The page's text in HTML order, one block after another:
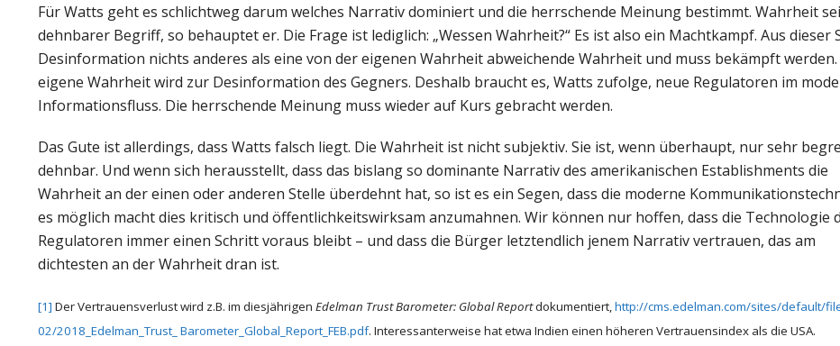
Für Watts geht es schlichtweg darum welches Narrativ dominiert und die herrschende Meinung bestimmt. Wahrheit
dehnbarer Begriff, so behauptet er. Die Frage ist lediglich: „Wessen Wahrheit?“ Es ist also ein Machtkampf. Aus dieser
Desinformation nichts anderes als eine von der eigenen Wahrheit abweichende Wahrheit und muss bekämpft werden.
eigene Wahrheit wird zur Desinformation des Gegners. Deshalb braucht es, Watts zufolge, neue Regulatoren im
Informationsfluss. Die herrschende Meinung muss wieder auf Kurs gebracht werden.
Das Gute ist allerdings, dass Watts falsch liegt. Die Wahrheit ist nicht subjektiv. Sie ist, wenn überhaupt, nur sehr
dehnbar. Und wenn sich herausstellt, dass das bislang so dominante Narrativ des amerikanischen Establishments die
Wahrheit an der einen oder anderen Stelle überdehnt hat, so ist es ein Segen, dass die moderne
es möglich macht dies kritisch und öffentlichkeitswirksam anzumahnen. Wir können nur hoffen, dass die Technologie
Regulatoren immer einen Schritt voraus bleibt – und dass die Bürger letztendlich jenem Narrativ vertrauen, das am
dichtesten an der Wahrheit dran ist.
[1] Der Vertrauensverlust wird z.B. im diesjährigen Edelman Trust Barometer: Global Reportdokumentiert,http://cms.edelman.com/sites/default/
02/2018_Edelman_Trust_ Barometer_Global_Report_FEB.pdf. Interessanterweise hat etwa Indien einen höheren Vertrauensindex als die USA.